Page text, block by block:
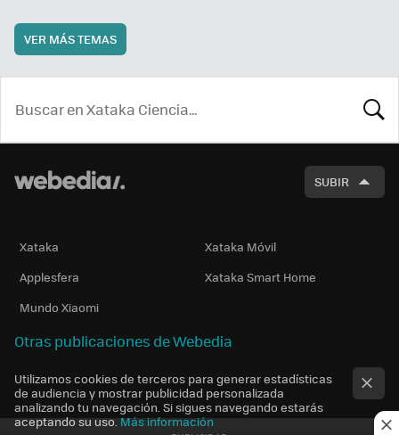
VER MÁS TEMAS
SUBIR
Xataka
Xataka Móvil
Applesfera
Xataka Smart Home
Mundo Xiaomi
Otras publicaciones de Webedia
Utilizamos cookies de terceros para generar estadísticas
de audiencia y mostrar publicidad personalizada
analizando tu navegación. Si sigues navegando estarás
aceptando su uso. Más información